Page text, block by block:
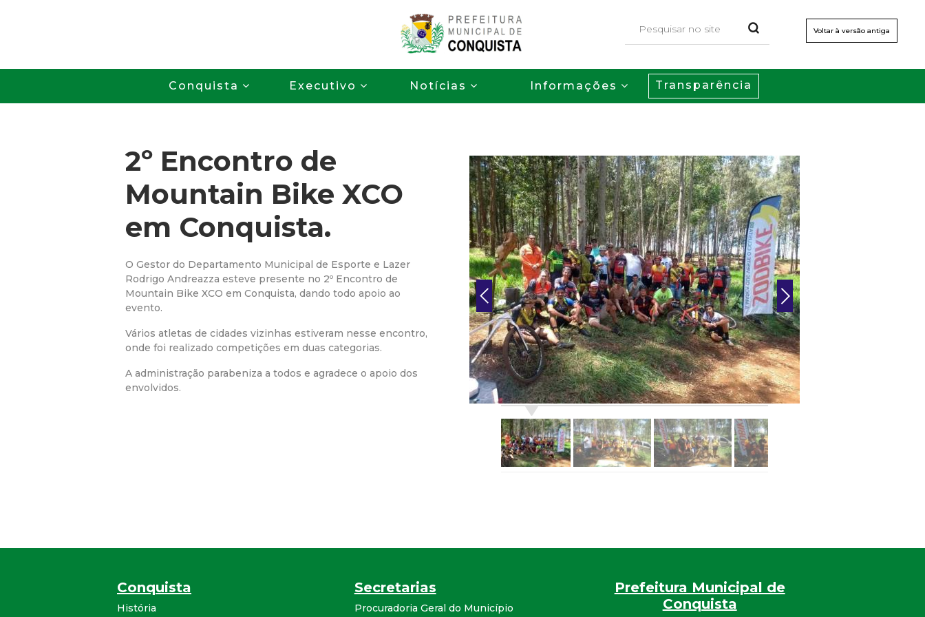
para
o
conteúdo
principal
Voltar à versão antiga
P
r
e
t
u
r
a
p
Conquista Executivo Notícias Informações Transparência
2º Encontro de
Mountain Bike XCO
em Conquista.
O Gestor do Departamento Municipal de Esporte e Lazer
Rodrigo Andreazza esteve presente no 2º Encontro de
Mountain Bike XCO em Conquista, dando todo apoio ao
evento.
Vários atletas de cidades vizinhas estiveram nesse encontro,
onde foi realizado competições em duas categorias.
A administração parabeniza a todos e agradece o apoio dos
envolvidos.
Conquista
História
Secretarias
Procuradoria Geral do Município
Prefeitura Municipal de
Conquista